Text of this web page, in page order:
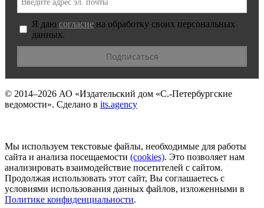
Я даю согласие на обработку своих персональных
данных.
© 2014–2026 АО «Издательский дом «С.-Петербургские
ведомости». Сделано в its.agency
Мы используем текстовые файлы, необходимые для работы
сайта и анализа посещаемости (сookies). Это позволяет нам
анализировать взаимодействие посетителей с сайтом.
Продолжая использовать этот сайт, Вы соглашаетесь с
условиями использования данных файлов, изложенными в
Политике конфиденциальности.